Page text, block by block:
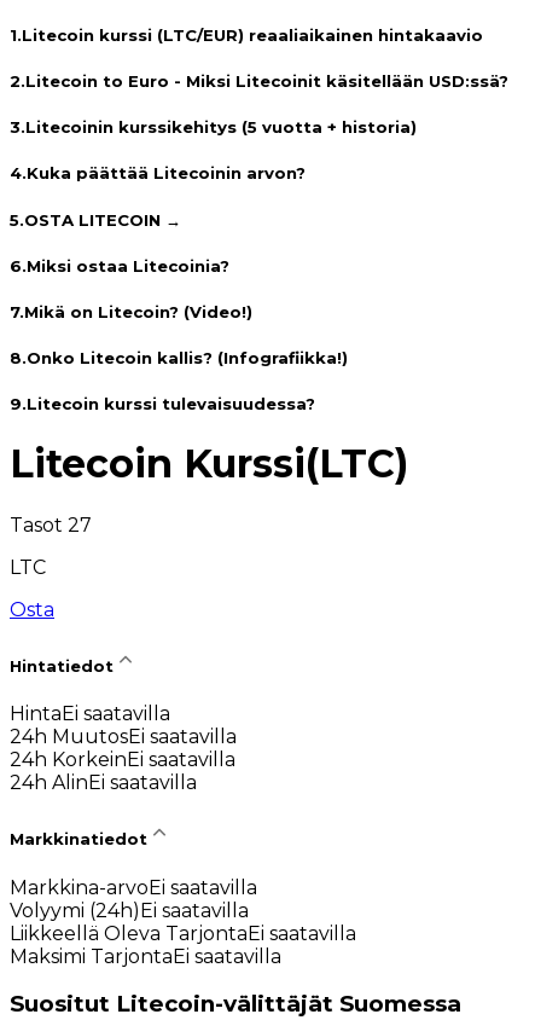
1.Litecoin kurssi (LTC/EUR) reaaliaikainen hintakaavio
2.Litecoin to Euro - Miksi Litecoinit käsitellään USD:ssä?
3.Litecoinin kurssikehitys (5 vuotta + historia)
4.Kuka päättää Litecoinin arvon?
5.OSTA LITECOIN →
6.Miksi ostaa Litecoinia?
7.Mikä on Litecoin? (Video!)
8.Onko Litecoin kallis? (Infografiikka!)
9.Litecoin kurssi tulevaisuudessa?
Litecoin Kurssi(LTC)
Tasot 27
LTC
Osta
Hintatiedot
Hinta Ei saatavilla
24h MuutosEi saatavilla
24h Korkein Ei saatavilla
24h Alin Ei saatavilla
Markkinatiedot
Markkina-arvoEi saatavilla
Volyymi (24h)Ei saatavilla
Liikkeellä Oleva TarjontaEi saatavilla
Maksimi TarjontaEi saatavilla
Suositut Litecoin-välittäjät Suomessa